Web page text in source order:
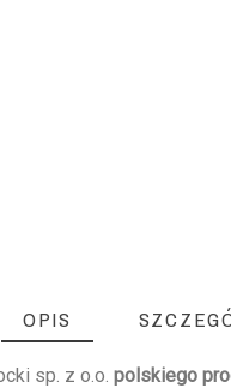
OPIS
sp. z o.o.polskiego